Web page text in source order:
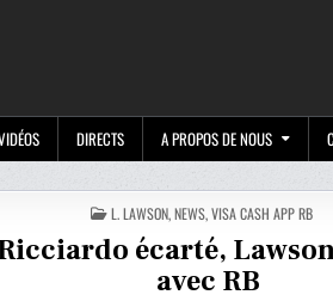
DIRECTS A PROPOS DE NOUS
POSTED
IN
L. LAWSON,NEWS,VISA CASH APP RB
écarté,
avec RB